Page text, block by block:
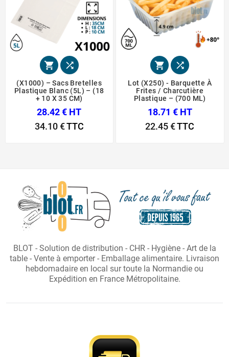
 
(x1000) – Sacs Bretelles
Plastique Blanc (5L) – (18
+ 10 X 35 CM)
28.42 € HT
34.10 €TTC
 
Lot (x250) - Barquette À
Frites / Charcutière
Plastique – (700 ML)
18.71 € HT
22.45 €TTC
BLOT - Solution de distribution - CHR - Hygiène - Art de la
table - Vente à emporter - Emballage alimentaire. Livraison
hebdomadaire en local sur toute la Normandie ou
Expédition en France Métropolitaine.